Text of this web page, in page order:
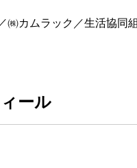
カムラック／生活協同
ール